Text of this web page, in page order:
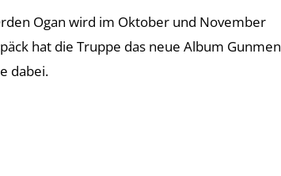
Ogan wird im Oktober und November
hat die Truppe das neue Album Gunmen
dabei.